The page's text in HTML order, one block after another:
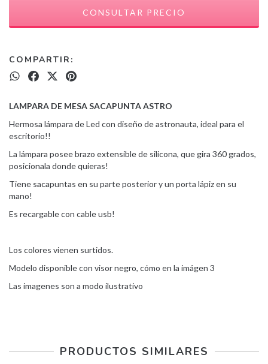
COMPARTIR:
LAMPARA DE MESA SACAPUNTA ASTRO
Hermosa lámpara de Led con diseño de astronauta, ideal para el
escritorio!!
La lámpara posee brazo extensible de silicona, que gira 360 grados,
posicionala donde quieras!
Tiene sacapuntas en su parte posterior y un porta lápiz en su
mano!
Es recargable con cable usb!
Los colores vienen surtidos.
Modelo disponible con visor negro, cómo en la imágen 3
Las imagenes son a modo ilustrativo
PRODUCTOS SIMILARES